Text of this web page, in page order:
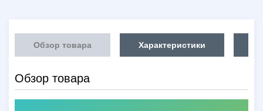
Обзор товара Характеристики
Обзор товара